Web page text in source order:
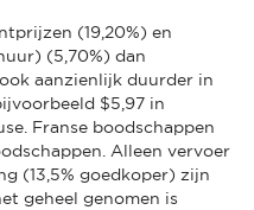
(19,20%) en
(5,70%) dan
aanzienlijk duurder in
$5,97 in
Franse boodschappen
Alleen vervoer
(13,5% goedkoper) zijn
geheel genomen is